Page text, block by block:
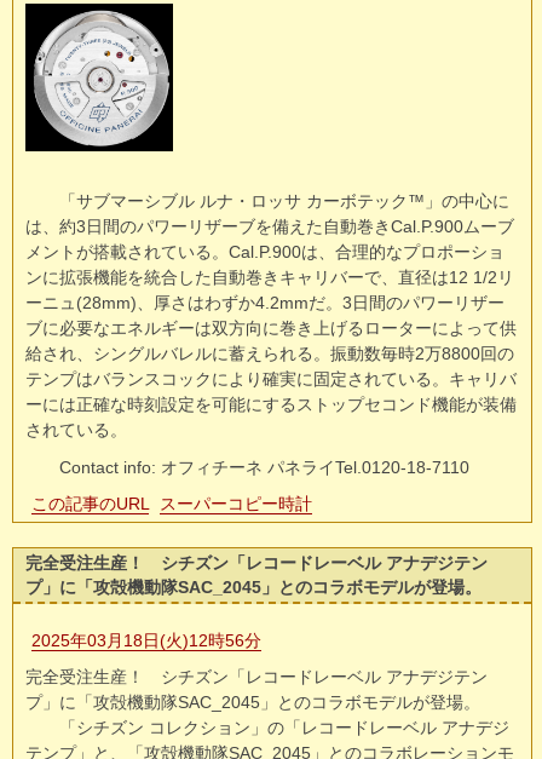
「サブマーシブル ルナ・ロッサ カーボテック™」の中心に
は、約3日間のパワーリザーブを備えた自動巻きCal.P.900ムーブ
メントが搭載されている。Cal.P.900は、合理的なプロポーショ
ンに拡張機能を統合した自動巻きキャリバーで、直径は12 1/2リ
ーニュ(28mm)、厚さはわずか4.2mmだ。3日間のパワーリザー
ブに必要なエネルギーは双方向に巻き上げるローターによって供
給され、シングルバレルに蓄えられる。振動数毎時2万8800回の
テンプはバランスコックにより確実に固定されている。キャリバ
ーには正確な時刻設定を可能にするストップセコンド機能が装備
されている。
Contact info: オフィチーネ パネライTel.0120-18-7110
この記事のURL スーパーコピー時計
完全受注生産！ シチズン「レコードレーベル アナデジテン
プ」に「攻殻機動隊SAC_2045」とのコラボモデルが登場。
2025年03月18日(火)12時56分
完全受注生産！ シチズン「レコードレーベル アナデジテン
プ」に「攻殻機動隊SAC_2045」とのコラボモデルが登場。
「シチズン コレクション」の「レコードレーベル アナデジ
テンプ」と、「攻殻機動隊SAC_2045」とのコラボレーションモ